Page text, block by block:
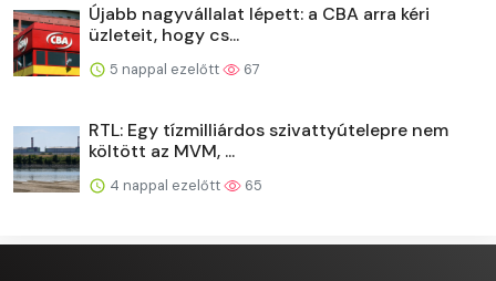
Újabb nagyvállalat lépett: a CBA arra kéri
üzleteit, hogy cs...
5 nappal ezelőtt 67
RTL: Egy tízmilliárdos szivattyútelepre nem
költött az MVM, ...
4 nappal ezelőtt 65